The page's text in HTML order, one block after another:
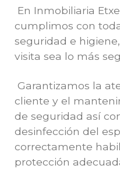
En Inmobiliaria
cumplimos con
seguridad e
visita sea lo más
Garantizamos la
cliente y el
de seguridad así
desinfección del
correctamente
protección